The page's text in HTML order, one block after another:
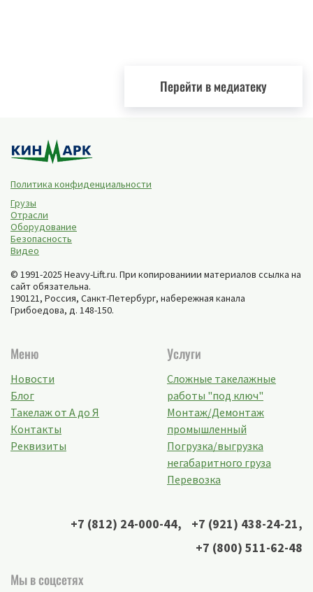
Перейти в медиатеку
Политика конфиденциальности
Грузы
Отрасли
Оборудование
Безопасность
Видео
© 1991-2025 Heavy-Lift.ru. При копированиии материалов ссылка на
сайт обязательна.
190121, Россия, Санкт-Петербург, набережная канала
Грибоедова, д. 148-150.
Меню
Новости
Блог
Такелаж от А до Я
Контакты
Реквизиты
Услуги
Сложные такелажные
работы "под ключ"
Монтаж/Демонтаж
промышленный
Погрузка/выгрузка
негабаритного груза
Перевозка
+7 (812) 24-000-44, +7 (921) 438-24-21,
+7 (800) 511-62-48
Мы в соцсетях